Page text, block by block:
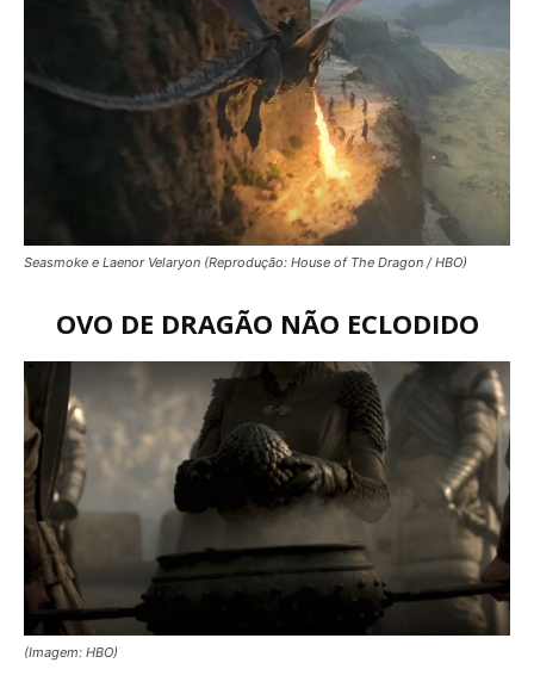
Seasmoke e Laenor Velaryon (Reprodução: House of The Dragon / HBO)
OVO DE DRAGÃO NÃO ECLODIDO
(Imagem: HBO)